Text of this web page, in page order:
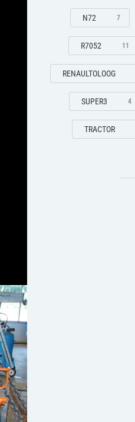
N72 7
R7052 11
RENAULTOLOOG
SUPER3 4
TRACTOR